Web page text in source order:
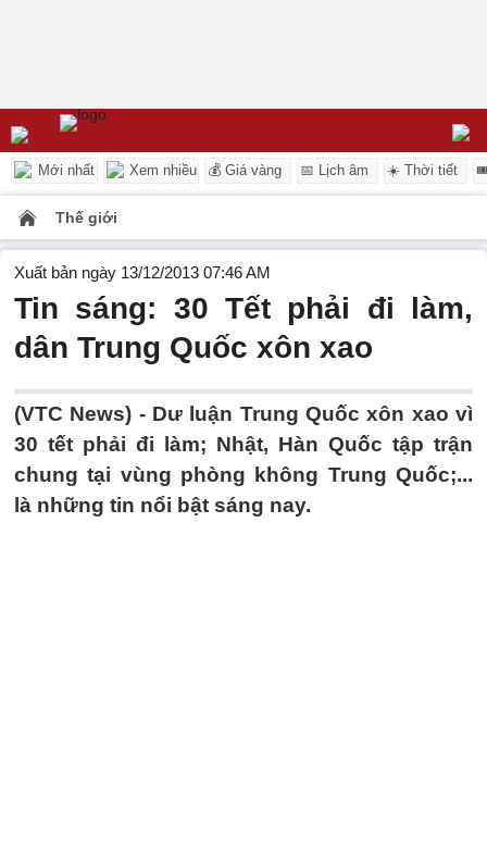
Mới nhất Xem nhiều 💰 Giá vàng 📅 Lịch âm ☀️ Thời tiết
Thế giới
Xuất bản ngày 13/12/2013 07:46 AM
Tin sáng: 30 Tết phải đi làm,
dân Trung Quốc xôn xao
(VTC News) - Dư luận Trung Quốc xôn xao vì
30 tết phải đi làm; Nhật, Hàn Quốc tập trận
chung tại vùng phòng không Trung Quốc;...
là những tin nổi bật sáng nay.